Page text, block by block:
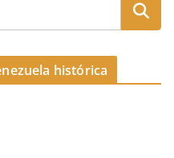
histórica